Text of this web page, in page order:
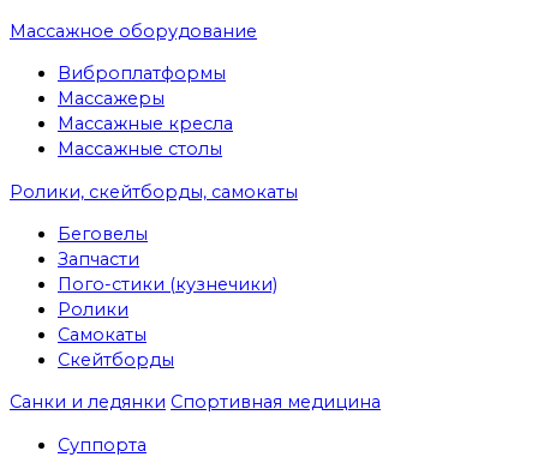
Массажное оборудование
Виброплатформы
Массажеры
Массажные кресла
Массажные столы
Ролики, скейтборды, самокаты
Беговелы
Запчасти
Пого-стики (кузнечики)
Ролики
Самокаты
Скейтборды
Санки и ледянки Спортивная медицина
Суппорта